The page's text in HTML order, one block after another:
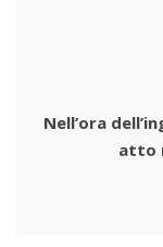
Nell’ora
atto